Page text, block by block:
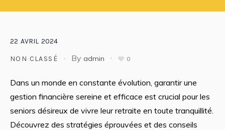
22 AVRIL 2024
NON CLASSÉ By admin 0
Dans un monde en constante évolution, garantir une
gestion financière sereine et efficace est crucial pour les
seniors désireux de vivre leur retraite en toute tranquillité.
Découvrez des stratégies éprouvées et des conseils